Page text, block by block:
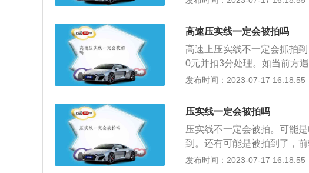
处罚。根据《道路交通安全
载货汽车、危险物品运输车
定时速10%以上未达到20%
车、危险物品运输车辆以外
超过规定时速20%以上未达
20%，或者在高速公路、城
达到50%的，一次记6分；驾
辆以外的机动车在高速公路
一次记6分；驾驶校车、中型
高速压实线一定会被拍吗
高速上压实线不一定会抓拍
0元并扣3分处理。如当前方
辆执行任务时，没有道理一
道拍照系统拍到处罚，也是
统采用地压式磁感应线圈，
拍摄第一张照片，当车后轮
通过路口压过对面地上的感
24小时启用的，图片及相关
发布时间：2023-07-17 16:18:55
压实线一定会被拍吗
压实线不一定会被拍。可能
到。还有可能是被拍到了，
也会手下留情没有处罚。汽
发布时间：2023-07-17 16:18:55